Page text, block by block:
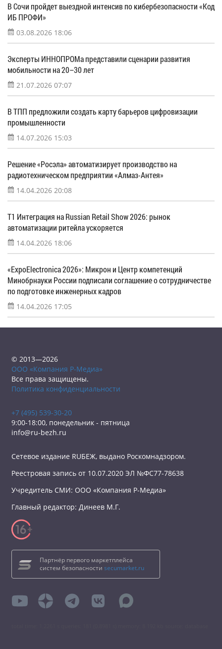
В Сочи пройдет выездной интенсив по кибербезопасности «Код
ИБ ПРОФИ»
03.08.2026 18:06
Эксперты ИННОПРОМа представили сценарии развития
мобильности на 20–30 лет
21.07.2026 07:07
В ТПП предложили создать карту барьеров цифровизации
промышленности
14.07.2026 15:03
Решение «Росэла» автоматизирует производство на
радиотехническом предприятии «Алмаз-Антея»
14.04.2026 20:08
Т1 Интеграция на Russian Retail Show 2026: рынок
автоматизации ритейла ускоряется
14.04.2026 18:06
«ExpoElectronica 2026»: Микрон и Центр компетенций
Минобрнауки России подписали соглашение о сотрудничестве
по подготовке инженерных кадров
14.04.2026 17:05
© 2013—2026
ООО «Компания Р-Медиа»
Все права защищены.
Политика конфиденциальности
+7 (495) 539-30-20
9:00-18:00, понедельник - пятница
info@ru-bezh.ru
Сетевое издание RUБЕЖ, выдано Роскомнадзором.
Реестровая запись от 10.07.2020 ЭЛ №ФС77-78638
Учредитель СМИ: ООО «Компания Р-Медиа»
Главный редактор: Динеев М.Г.
Партнёр первого маркетплейса
систем безопасности secumarket.ru